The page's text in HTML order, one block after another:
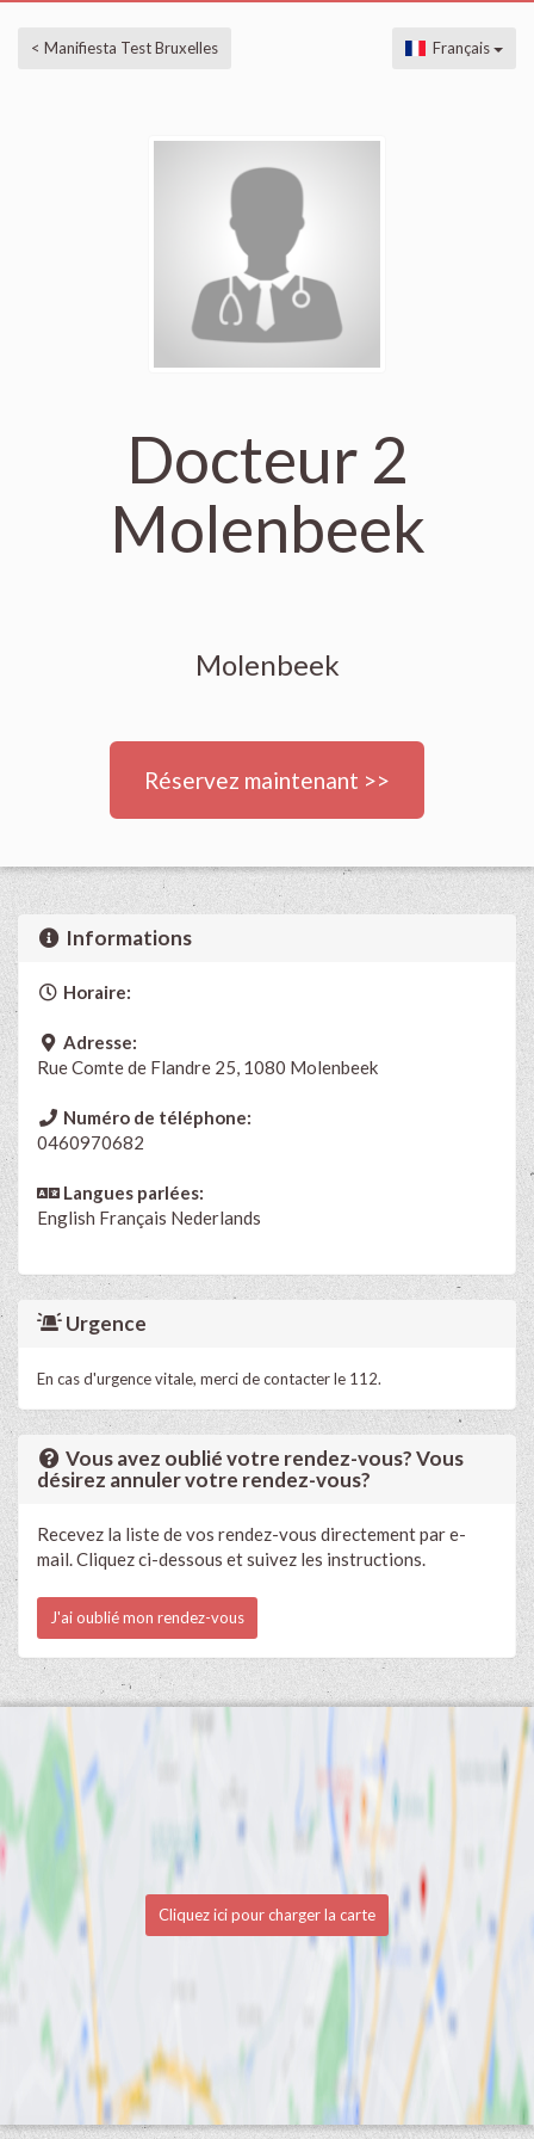
< Manifiesta Test Bruxelles Français
Docteur 2
Molenbeek
Molenbeek
Réservez maintenant >>
Informations
Horaire:
Adresse:
Rue Comte de Flandre 25, 1080 Molenbeek
Numéro de téléphone:
0460970682
Langues parlées:
English Français Nederlands
Urgence
En cas d'urgence vitale, merci de contacter le 112.
Vous avez oublié votre rendez-vous? Vous
désirez annuler votre rendez-vous?
Recevez la liste de vos rendez-vous directement par e-
mail. Cliquez ci-dessous et suivez les instructions.
J'ai oublié mon rendez-vous
Cliquez ici pour charger la carte